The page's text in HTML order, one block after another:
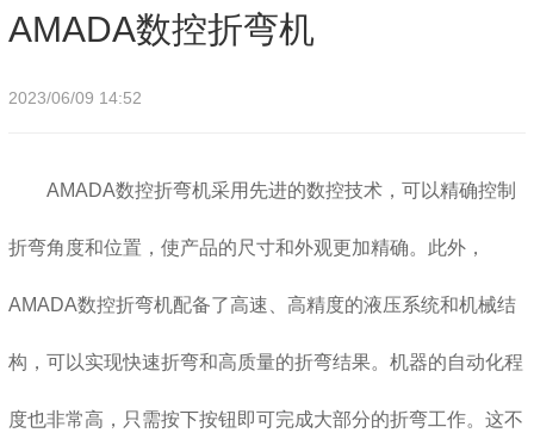
AMADA数控折弯机
2023/06/09 14:52
AMADA数控折弯机采用先进的数控技术，可以精确控制
折弯角度和位置，使产品的尺寸和外观更加精确。此外，
AMADA数控折弯机配备了高速、高精度的液压系统和机械结
构，可以实现快速折弯和高质量的折弯结果。机器的自动化程
度也非常高，只需按下按钮即可完成大部分的折弯工作。这不